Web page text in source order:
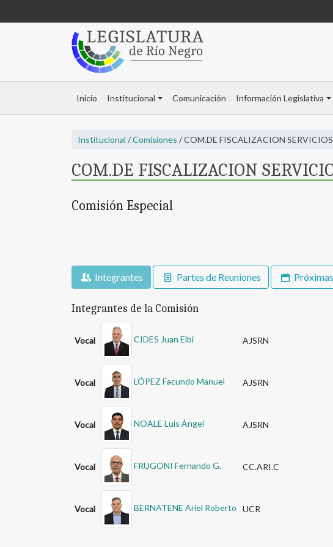
Inicio Institucional Comunicación Información Legislativa
Institucional /Comisiones / COM.DE FISCALIZACION
COM.DE FISCALIZACION
Comisión Especial
Integrantes Partes de Reuniones
Integrantes de la Comisión
Vocal CIDES Juan Elbi AJSRN
Vocal LÓPEZ Facundo Manuel AJSRN
Vocal NOALE Luis Ángel AJSRN
Vocal FRUGONI Fernando G. CC.ARI.C
Vocal BERNATENE Ariel Roberto UCR